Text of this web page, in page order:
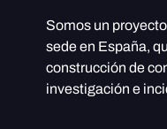
Somos un
sede en España,
construcción de
investigación e